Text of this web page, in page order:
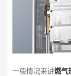
一般情况来讲燃气